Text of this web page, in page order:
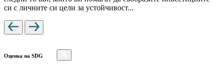
си с личните си цели за устойчивост...
Оценка на SDG